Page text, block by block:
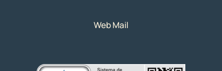
Web Mail